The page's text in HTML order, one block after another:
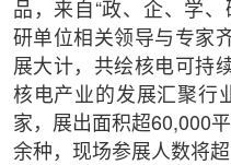
品，来自“政、企、学
研单位相关领导与专家
展大计，共绘核电可持
核电产业的发展汇聚行
家，展出面积超60,000
余种，现场参展人数将超